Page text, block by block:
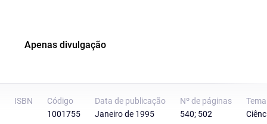
Apenas divulgação
ISBN
Código
1001755
Data de publicação
Janeiro de 1995
Nº de páginas
540; 502
Tema